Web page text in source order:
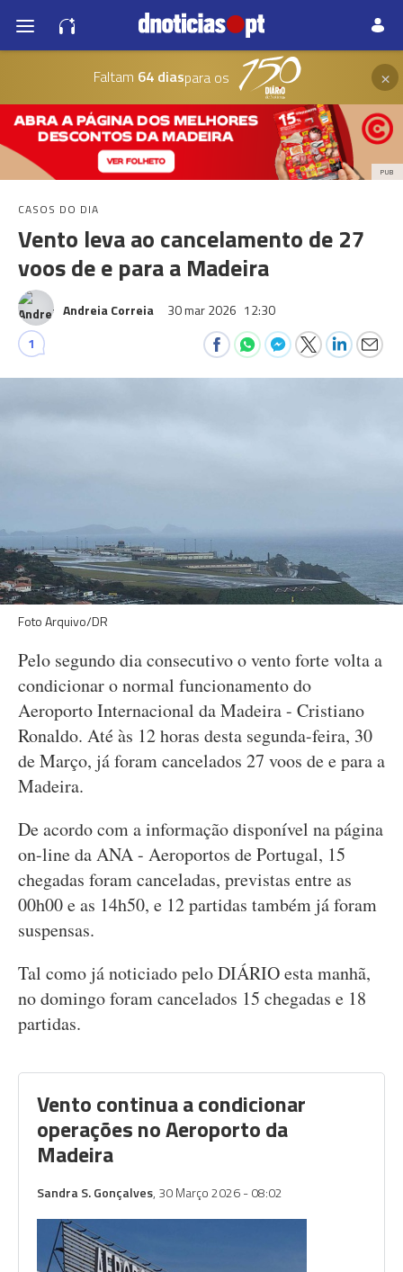
Faltam 64 diaspara os ×
PUB
CASOS DO DIA
Vento leva ao cancelamento de 27
voos de e para a Madeira
Andreia Correia 30 mar 2026 12:30
1
Foto Arquivo/DR
Pelo segundo dia consecutivo o vento forte volta a
condicionar o normal funcionamento do
Aeroporto Internacional da Madeira - Cristiano
Ronaldo. Até às 12 horas desta segunda-feira, 30
de Março, já foram cancelados 27 voos de e para a
Madeira.
De acordo com a informação disponível na página
on-line da ANA - Aeroportos de Portugal, 15
chegadas foram canceladas, previstas entre as
00h00 e as 14h50, e 12 partidas também já foram
suspensas.
Tal como já noticiado pelo DIÁRIO esta manhã,
no domingo foram cancelados 15 chegadas e 18
partidas.
Vento continua a condicionar
operações no Aeroporto da
Madeira
Sandra S. Gonçalves, 30 Março 2026 - 08:02